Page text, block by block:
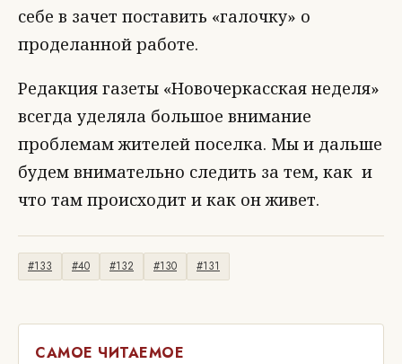
себе в зачет поставить «галочку» о
проделанной работе.
Редакция газеты «Новочеркасская неделя»
всегда уделяла большое внимание
проблемам жителей поселка. Мы и дальше
будем внимательно следить за тем, как и
что там происходит и как он живет.
#133 #40 #132 #130 #131
САМОЕ ЧИТАЕМОЕ